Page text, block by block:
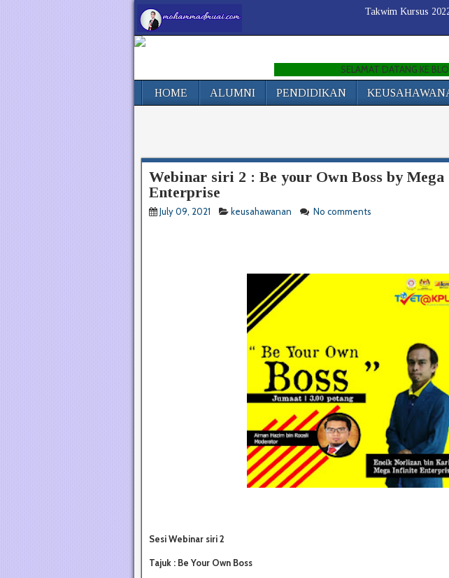
Takwim Kursus
SELAMAT DATANG KE BLOG
HOME ALUMNI PENDIDIKAN
Webinar siri 2 : Be your Own Boss by
Enterprise
July 09, 2021 keusahawanan No comments
Sesi Webinar siri 2
Tajuk : Be Your Own Boss